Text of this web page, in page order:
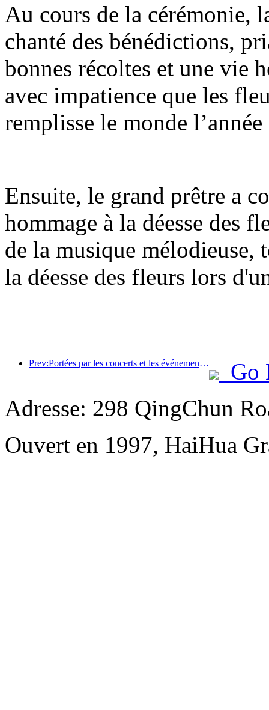
Au cours de la cérémonie,
chanté des bénédictions,
bonnes récoltes et une vie
avec impatience que les
remplisse le monde
Ensuite, le grand prêtre a
hommage à la déesse des
de la musique mélodieuse,
la déesse des fleurs lors
Prev:Portées par les concerts et les événements, les performances hôtelières de Hangzhou devraient continuer à augmenter en mars
Go
Adresse: 298 QingChun
Ouvert en 1997, HaiHua